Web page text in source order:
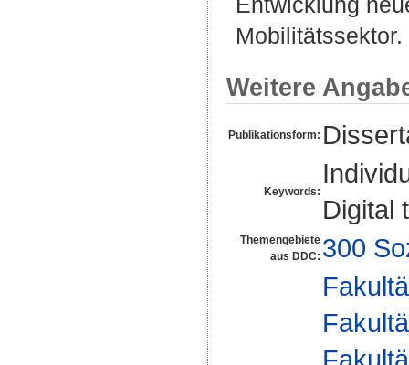
Mobilitätssektor.
Weitere
Publikationsform:
Keywords:
Digital
Themengebiete
aus DDC: 300